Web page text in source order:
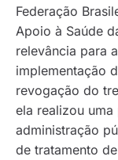
Federação
Apoio à Saúde
relevância para
implementação
revogação do
ela realizou
administração
de tratamento